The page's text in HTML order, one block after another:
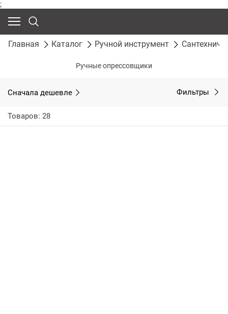
;
Главная Каталог Ручной инструмент
Ручные опрессовщики
Сначала дешевле Фильтры
Товаров: 28